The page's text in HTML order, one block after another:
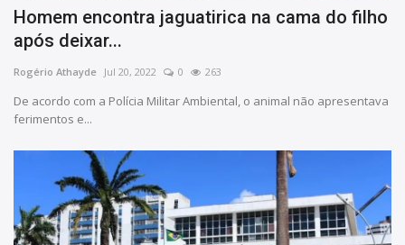
Homem encontra jaguatirica na cama do filho
após deixar...
Rogério Athayde Jul 20, 2022 0 263
De acordo com a Polícia Militar Ambiental, o animal não apresentava
ferimentos e...